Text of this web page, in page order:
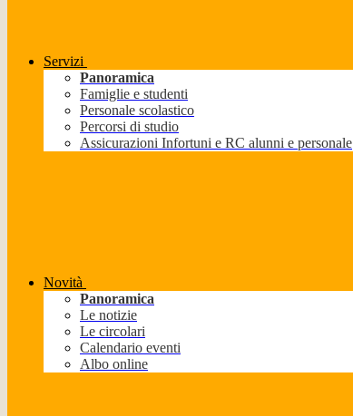
Servizi
Panoramica
Famiglie e studenti
Personale scolastico
Percorsi di studio
Assicurazioni Infortuni e RC alunni e personale
Novità
Panoramica
Le notizie
Le circolari
Calendario eventi
Albo online